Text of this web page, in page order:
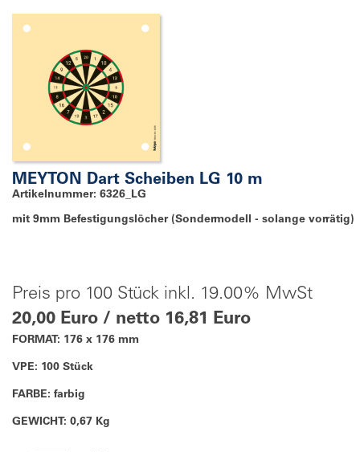
MEYTON Dart Scheiben LG 10 m
Artikelnummer: 6326_LG
mit 9mm Befestigungslöcher (Sondermodell - solange vorrätig)
Preis pro 100 Stück inkl. 19.00% MwSt
20,00 Euro / netto 16,81 Euro
FORMAT: 176 x 176 mm
VPE: 100 Stück
FARBE: farbig
GEWICHT: 0,67 Kg